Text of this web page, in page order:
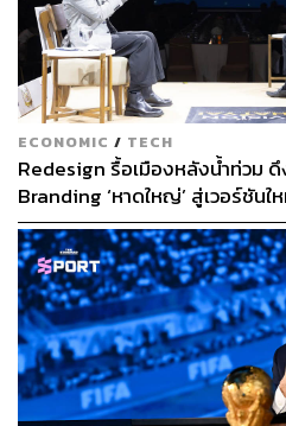
ECONOMIC / TECH
Redesign รื้อเมืองหลังน้ำท่วม
Branding ‘หาดใหญ่’ สู่เวอร์ชัน